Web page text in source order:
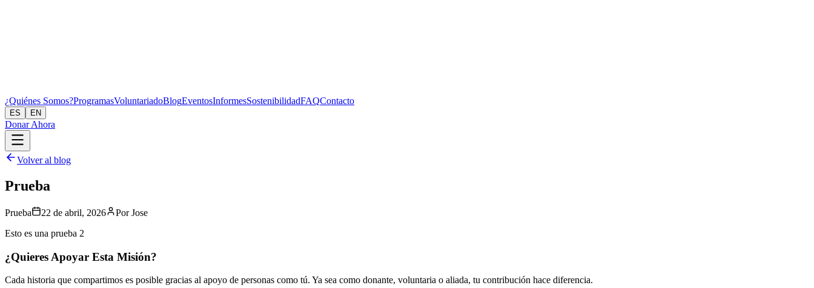
¿Quiénes Somos?ProgramasVoluntariadoBlogEventosInformesSostenibilidadFAQContacto
ES EN
Donar Ahora
Volver al blog
Prueba
Prueba 22 de abril, 2026 Por Jose
Esto es una prueba 2
¿Quieres Apoyar Esta Misión?
Cada historia que compartimos es posible gracias al apoyo de personas como tú. Ya sea como donante, voluntaria o aliada, tu contribución hace diferencia.